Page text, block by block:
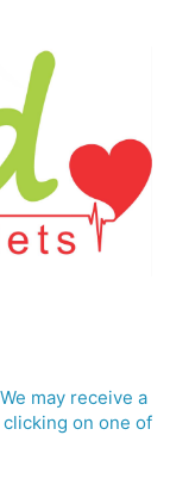
may receive a
on one of